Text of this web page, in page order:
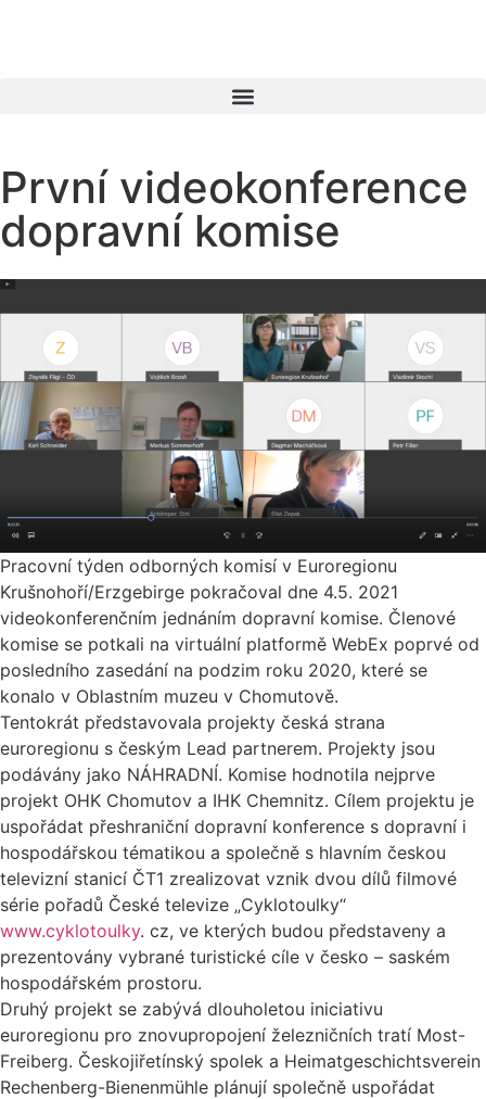
První videokonference
dopravní komise
Pracovní týden odborných komisí v Euroregionu
Krušnohoří/Erzgebirge pokračoval dne 4.5. 2021
videokonferenčním jednáním dopravní komise. Členové
komise se potkali na virtuální platformě WebEx poprvé od
posledního zasedání na podzim roku 2020, které se
konalo v Oblastním muzeu v Chomutově.
Tentokrát představovala projekty česká strana
euroregionu s českým Lead partnerem. Projekty jsou
podávány jako NÁHRADNÍ. Komise hodnotila nejprve
projekt OHK Chomutov a IHK Chemnitz. Cílem projektu je
uspořádat přeshraniční dopravní konference s dopravní i
hospodářskou tématikou a společně s hlavním českou
televizní stanicí ČT1 zrealizovat vznik dvou dílů filmové
série pořadů České televize „Cyklotoulky“
www.cyklotoulky. cz, ve kterých budou představeny a
prezentovány vybrané turistické cíle v česko – saském
hospodářském prostoru.
Druhý projekt se zabývá dlouholetou iniciativu
euroregionu pro znovupropojení železničních tratí Most-
Freiberg. Českojiřetínský spolek a Heimatgeschichtsverein
Rechenberg-Bienenmühle plánují společně uspořádat